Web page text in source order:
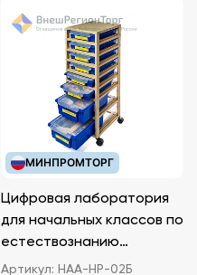
МИНПРОМТОРГ
Цифровая лаборатория
для начальных классов по
естествознанию
(комплект обучающегося)
Артикул: НАА-НР-02Б